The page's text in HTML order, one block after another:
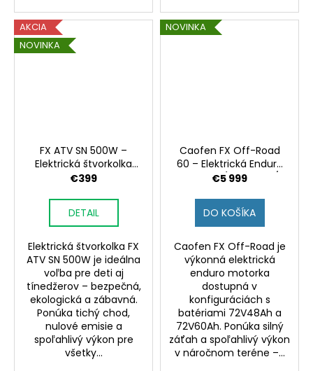
AKCIA
NOVINKA
FX ATV SN 500W –
Elektrická štvorkolka
pre deti a mladých
€399
DETAIL
Elektrická štvorkolka FX
ATV SN 500W je ideálna
voľba pre deti aj
tínedžerov – bezpečná,
ekologická a zábavná.
Ponúka tichý chod,
nulové emisie a
spoľahlivý výkon pre
všetky...
NOVINKA
Caofen FX Off-Road
60 – Elektrická Enduro
Motorka (72V60Ah /
€5 999
DO KOŠÍKA
Caofen FX Off-Road je
výkonná elektrická
enduro motorka
dostupná v
konfiguráciách s
batériami 72V48Ah a
72V60Ah. Ponúka silný
záťah a spoľahlivý výkon
v náročnom teréne –...